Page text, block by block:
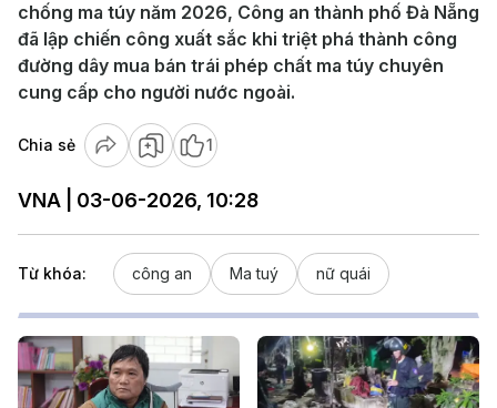
chống ma túy năm 2026, Công an thành phố Đà Nẵng
đã lập chiến công xuất sắc khi triệt phá thành công
đường dây mua bán trái phép chất ma túy chuyên
cung cấp cho người nước ngoài.
Chia sẻ 1
VNA | 03-06-2026, 10:28
Từ khóa: công an Ma tuý nữ quái